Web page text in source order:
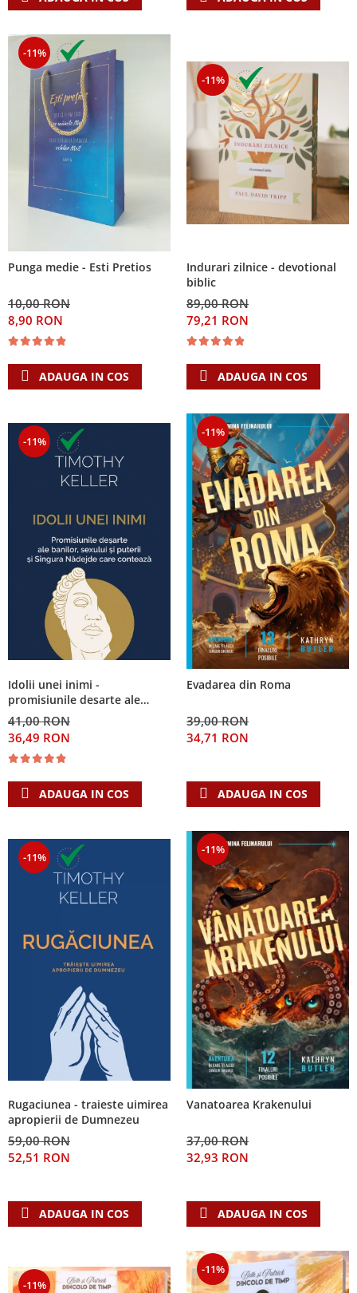
-11%
Punga medie - Esti Pretios
10,00 RON
8,90 RON
ADAUGA IN COS
-11%
Indurari zilnice - devotional
biblic
89,00 RON
79,21 RON
ADAUGA IN COS
-11%
Idolii unei inimi -
promisiunile desarte ale
banilor, sexului si puterii si
Singura Nadejde care
conteaza
41,00 RON
36,49 RON
ADAUGA IN COS
-11%
Evadarea din Roma
39,00 RON
34,71 RON
ADAUGA IN COS
-11%
Rugaciunea - traieste uimirea
apropierii de Dumnezeu
59,00 RON
52,51 RON
ADAUGA IN COS
-11%
Vanatoarea Krakenului
37,00 RON
32,93 RON
ADAUGA IN COS
-11%
-11%